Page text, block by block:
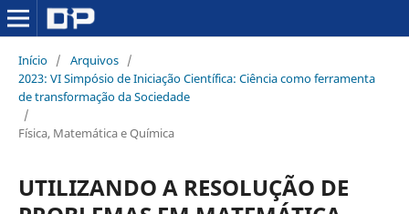
Início / Arquivos /
2023: VI Simpósio de Iniciação Científica: Ciência como ferramenta
de transformação da Sociedade
/
Física, Matemática e Química
UTILIZANDO A RESOLUÇÃO DE